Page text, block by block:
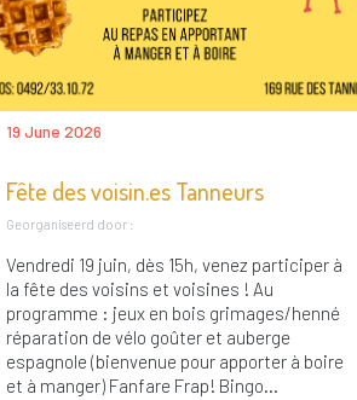
19 June 2026
Fête des voisin.es Tanneurs
Georganiseerd door :
Vendredi 19 juin, dès 15h, venez participer à
la fête des voisins et voisines ! Au
programme : jeux en bois grimages/henné
réparation de vélo goûter et auberge
espagnole (bienvenue pour apporter à boire
et à manger) Fanfare Frap! Bingo...